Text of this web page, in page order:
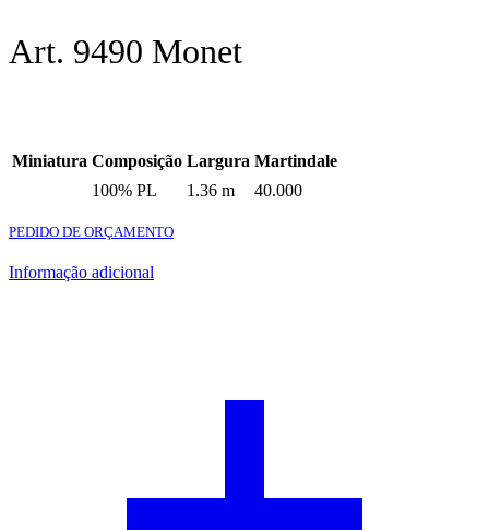
Art. 9490 Monet
Miniatura Composição Largura Martindale
100% PL
1.36 m 40.000
PEDIDO DE ORÇAMENTO
Informação adicional